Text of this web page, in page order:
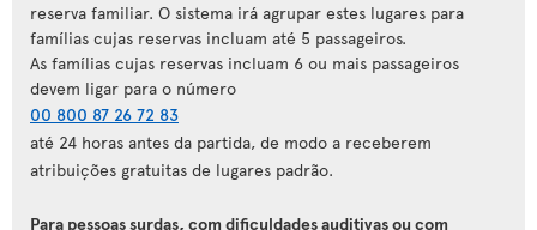
reserva familiar. O sistema irá agrupar estes lugares para
famílias cujas reservas incluam até 5 passageiros.
As famílias cujas reservas incluam 6 ou mais passageiros
devem ligar para o número
00 800 87 26 72 83
até 24 horas antes da partida, de modo a receberem
atribuições gratuitas de lugares padrão.
Para pessoas surdas, com dificuldades auditivas ou com